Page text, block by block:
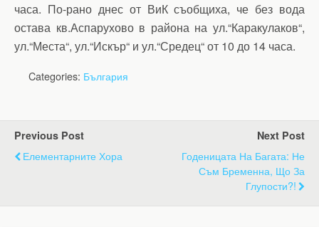
часа. По-рано днес от ВиК съобщиха, че без вода
остава кв.Аспарухово в района на ул.“Каракулаков“,
ул.“Места“, ул.“Искър“ и ул.“Средец“ от 10 до 14 часа.
Categories: България
Previous Post
Елементарните Хора
Next Post
Годеницата На Багата: Не
Съм Бременна, Що За
Глупости?!